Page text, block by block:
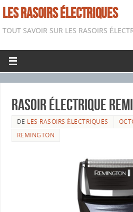
LES RASOIRS ÉLECTRIQUES
TOUT SAVOIR SUR LES RASOIRS
Rasoir électrique
DE LES RASOIRS ÉLECTRIQUES
REMINGTON